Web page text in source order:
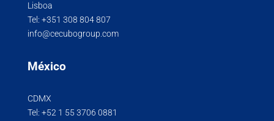
Lisboa
Tel: +351 308 804 807
info@cecubogroup.com
México
CDMX
Tel: +52 1 55 3706 0881